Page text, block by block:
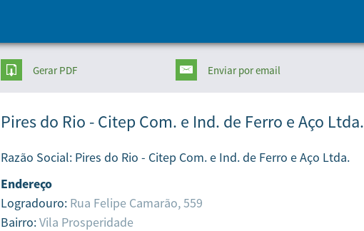
Gerar PDF Enviarpor email
Pires do Rio - Citep Com. e Ind. de Ferro e Aço Ltda.
Razão Social: Pires do Rio - Citep Com. e Ind. de Ferro e Aço Ltda.
Endereço
Logradouro: Rua Felipe Camarão, 559
Bairro:Vila Prosperidade